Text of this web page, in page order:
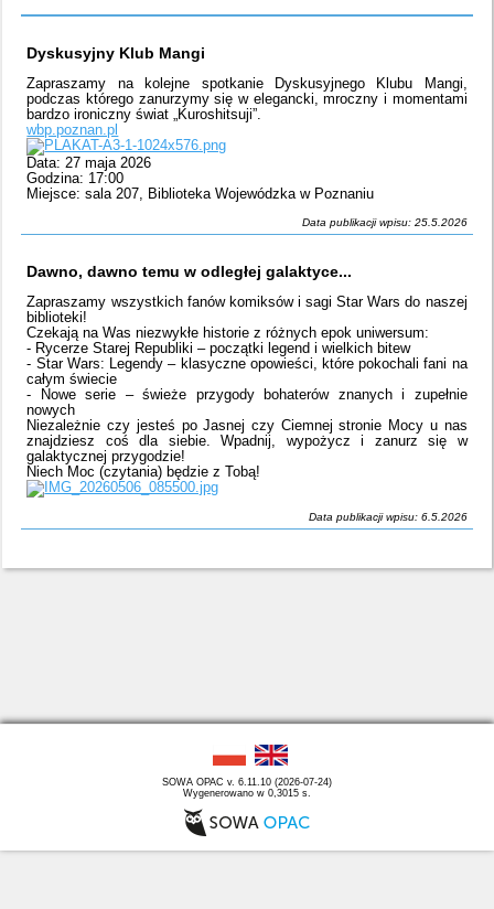
Dyskusyjny Klub Mangi
Zapraszamy na kolejne spotkanie Dyskusyjnego Klubu Mangi,
podczas którego zanurzymy się w elegancki, mroczny i momentami
bardzo ironiczny świat „Kuroshitsuji”.
wbp.poznan.pl
Data: 27 maja 2026
Godzina: 17:00
Miejsce: sala 207, Biblioteka Wojewódzka w Poznaniu
Data publikacji wpisu: 25.5.2026
Dawno, dawno temu w odległej galaktyce...
Zapraszamy wszystkich fanów komiksów i sagi Star Wars do naszej
biblioteki!
Czekają na Was niezwykłe historie z różnych epok uniwersum:
- Rycerze Starej Republiki – początki legend i wielkich bitew
- Star Wars: Legendy – klasyczne opowieści, które pokochali fani na
całym świecie
- Nowe serie – świeże przygody bohaterów znanych i zupełnie
nowych
Niezależnie czy jesteś po Jasnej czy Ciemnej stronie Mocy u nas
znajdziesz coś dla siebie. Wpadnij, wypożycz i zanurz się w
galaktycznej przygodzie!
Niech Moc (czytania) będzie z Tobą!
Data publikacji wpisu: 6.5.2026
SOWA OPAC v. 6.11.10 (2026-07-24)
Wygenerowano w 0,3015 s.